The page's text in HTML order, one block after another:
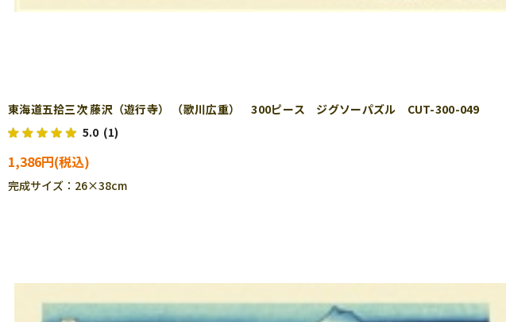
東海道五拾三次 藤沢（遊行寺） （歌川広重） 300ピース ジグソーパズル CUT-300-049
5.0 (1)
1,386円
完成サイズ：26×38cm